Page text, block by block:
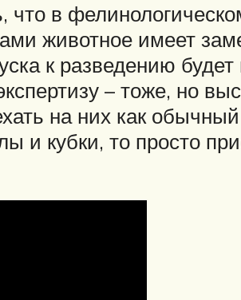
что в
животное имеет
к разведению
– тоже, но
на них как
и кубки, то просто